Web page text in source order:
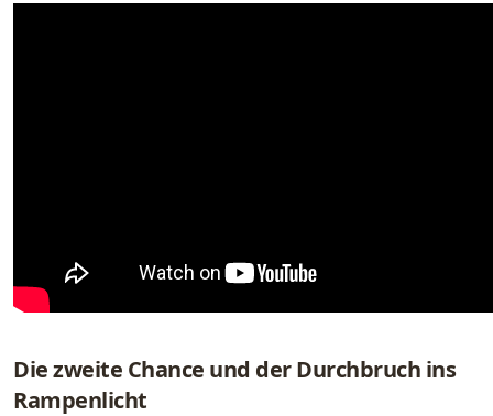
Die zweite Chance und der Durchbruch ins
Rampenlicht